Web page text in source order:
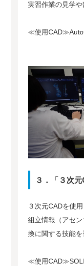
実習作業の見学
≪使用
３．「３次元
３次元CADを使
組立情報（アセ
換に関する技能を
≪使用